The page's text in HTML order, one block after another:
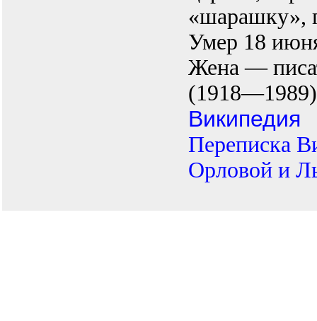
«шарашку»,
Умер 18
Жена —
Википедия
Переписка
Орловой и